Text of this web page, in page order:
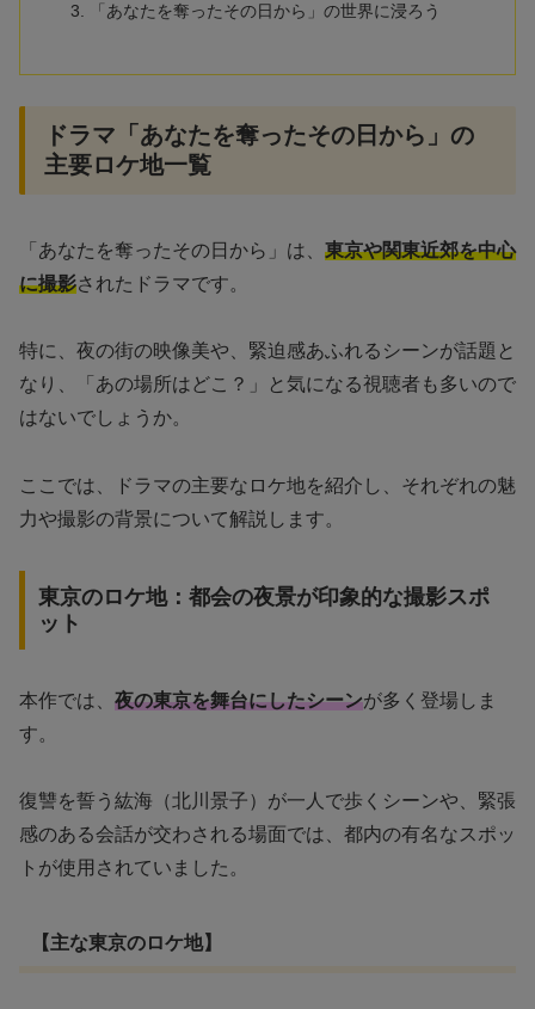
「あなたを奪ったその日から」の世界に浸ろう
ドラマ「あなたを奪ったその日から」の
主要ロケ地一覧
「あなたを奪ったその日から」は、 東京や関東近郊を中心
に撮影されたドラマです。
特に、夜の街の映像美や、緊迫感あふれるシーンが話題と
なり、「あの場所はどこ？」と気になる視聴者も多いので
はないでしょうか。
ここでは、ドラマの主要なロケ地を紹介し、それぞれの魅
力や撮影の背景について解説します。
東京のロケ地：都会の夜景が印象的な撮影スポ
ット
本作では、 夜の東京を舞台にしたシーンが多く登場しま
す。
復讐を誓う紘海（北川景子）が一人で歩くシーンや、緊張
感のある会話が交わされる場面では、都内の有名なスポッ
トが使用されていました。
【主な東京のロケ地】